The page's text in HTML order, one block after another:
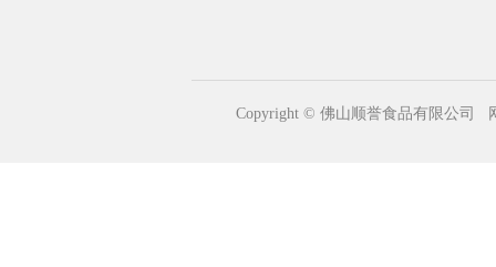
Copyright © 佛山顺誉食品有限公司